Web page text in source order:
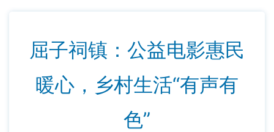
屈子祠镇：公益电影惠民
暖心，乡村生活“有声有
色”